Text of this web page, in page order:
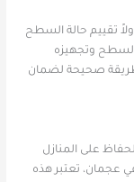
تقييم حالة السطح
وتجهيزه
صحيحة لضمان
على المنازل
في عجمان، تعتبر هذه